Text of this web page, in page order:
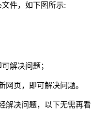
文件，如下图所示:
解决问题；
网页，即可解决问题。
决问题，以下无需再看